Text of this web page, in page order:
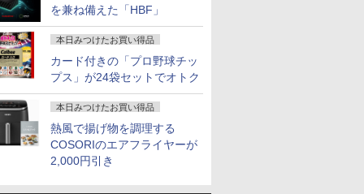
を兼ね備えた「HBF」
本日みつけたお買い得品
カード付きの「プロ野球チッ
プス」が24袋セットでオトク
本日みつけたお買い得品
熱風で揚げ物を調理する
COSORIのエアフライヤーが
2,000円引き